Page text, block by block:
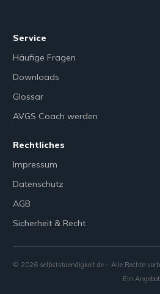
Service
Häufige Fragen
Downloads
Glossar
AVGS Coach werden
Rechtliches
Impressum
Datenschutz
AGB
Sicherheit & Recht
© 2026 selbststaendigkeit.de – Alle Rechte
Ein